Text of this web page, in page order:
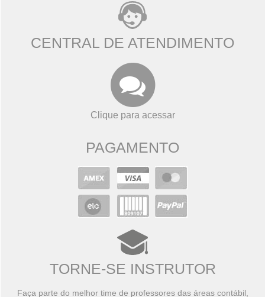
CENTRAL DE ATENDIMENTO
Clique para acessar
PAGAMENTO
TORNE-SE INSTRUTOR
Faça parte do melhor time de professores das áreas contábil,